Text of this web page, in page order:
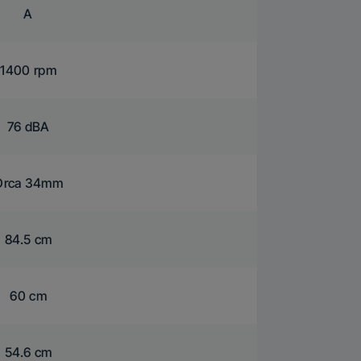
A
1400 rpm
76 dBA
34mm
84.5 cm
60 cm
54.6 cm